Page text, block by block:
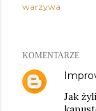
warzywa
KOMENTARZE
Jak